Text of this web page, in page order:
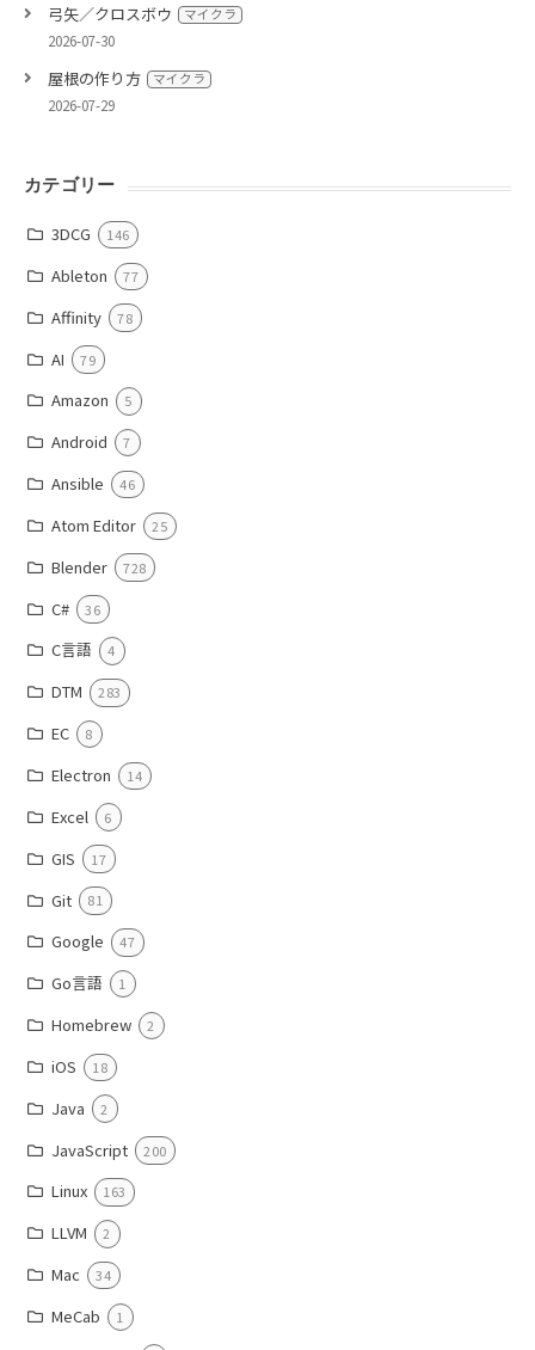
弓矢／クロスボウ マイクラ
2026-07-30
屋根の作り方 マイクラ
2026-07-29
カテゴリー
3DCG 146
Ableton 77
Affinity 78
AI 79
Amazon 5
Android 7
Ansible 46
Atom Editor 25
Blender 728
C# 36
C言語 4
DTM 283
EC 8
Electron 14
Excel 6
GIS 17
Git 81
Google 47
Go言語 1
Homebrew 2
iOS 18
Java 2
JavaScript 200
Linux 163
LLVM 2
Mac 34
MeCab 1